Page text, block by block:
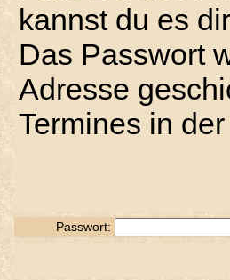
kannst du es
Das Passwort
Adresse
Termines in
Passwort: